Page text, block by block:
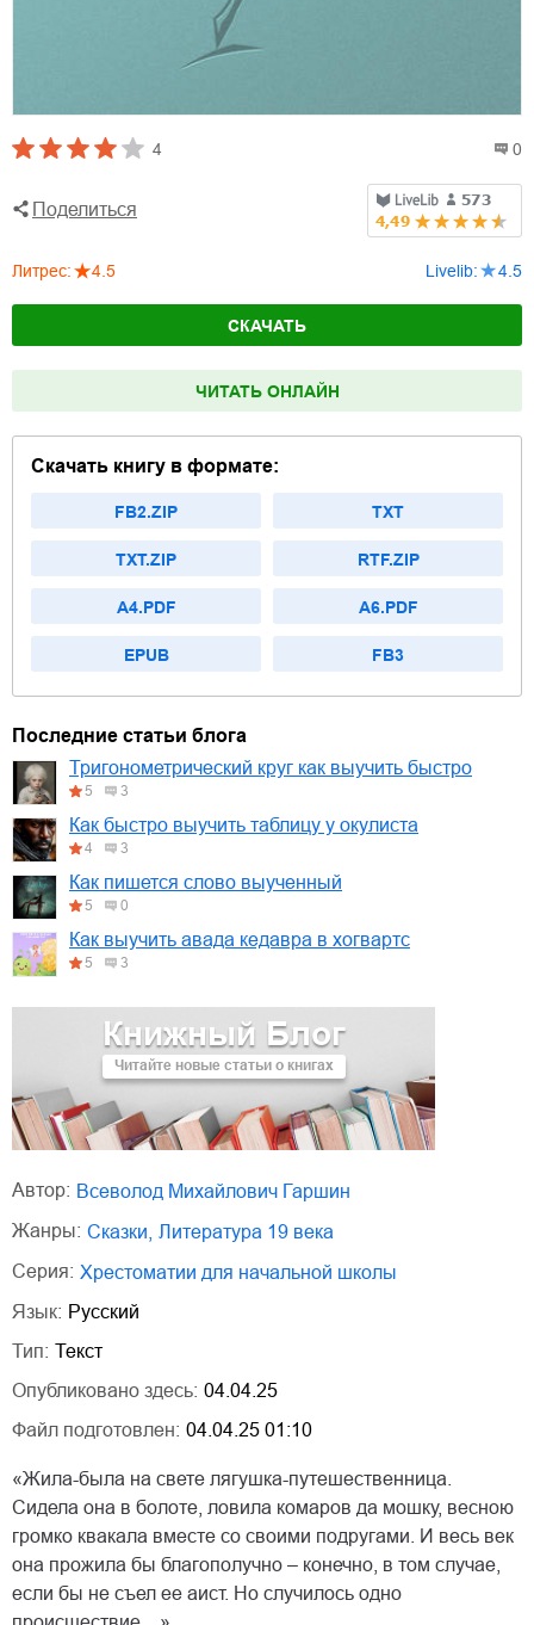
4 0
Поделиться
Литрес: 4.5 Livelib: 4.5
СКАЧАТЬ
ЧИТАТЬ ОНЛАЙН
Скачать книгу в формате:
FB2.ZIP TXT
TXT.ZIP RTF.ZIP
A4.PDF A6.PDF
EPUB FB3
Книжный Блог
Читайте новые статьи о книгах
Последние статьи блога
Тригонометрический круг как выучить быстро
5 3
Как быстро выучить таблицу у окулиста
4 3
Как пишется слово выученный
5 0
Как выучить авада кедавра в хогвартс
5 3
Автор:
Всеволод Михайлович Гаршин
Жанры:
сказки
литература 19 века
Серия:
Хрестоматии для начальной школы
Язык: Русский
Тип: Текст
Опубликовано здесь: 04.04.25
Файл подготовлен: 04.04.25 01:10
«Жила-была на свете лягушка-путешественница.
Сидела она в болоте, ловила комаров да мошку, весною
громко квакала вместе со своими подругами. И весь век
она прожила бы благополучно – конечно, в том случае,
если бы не съел ее аист. Но случилось одно